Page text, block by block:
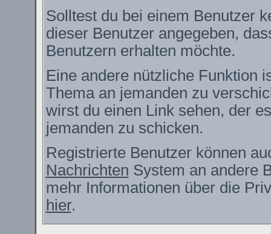
Solltest du bei einem Benutzer
dieser Benutzer angegeben,
Benutzern erhalten möchte.
Eine andere nützliche Funktion
Thema an jemanden zu
wirst du einen Link sehen, der
jemanden zu schicken.
Registrierte Benutzer können
Nachrichten System an andere
mehr Informationen über die
hier.